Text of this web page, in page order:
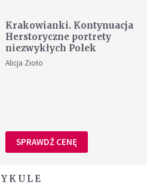
Krakowianki. Kontynuacja
Herstoryczne portrety
niezwykłych Polek
Alicja Zioło
SPRAWDŹ CENĘ